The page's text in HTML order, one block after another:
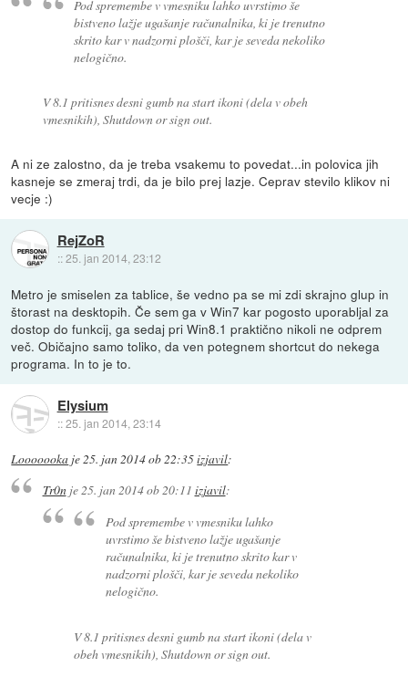
Pod spremembe v vmesniku lahko uvrstimo še
bistveno lažje ugašanje računalnika, ki je trenutno
skrito kar v nadzorni plošči, kar je seveda nekoliko
nelogično.
V 8.1 pritisnes desni gumb na start ikoni (dela v obeh
vmesnikih), Shutdown or sign out.
A ni ze zalostno, da je treba vsakemu to povedat...in polovica jih
kasneje se zmeraj trdi, da je bilo prej lazje. Ceprav stevilo klikov ni
vecje :)
RejZoR
::25. jan 2014, 23:12
Metro je smiselen za tablice, še vedno pa se mi zdi skrajno glup in
štorast na desktopih. Če sem ga v Win7 kar pogosto uporabljal za
dostop do funkcij, ga sedaj pri Win8.1 praktično nikoli ne odprem
več. Običajno samo toliko, da ven potegnem shortcut do nekega
programa. In to je to.
Elysium
::25. jan 2014, 23:14
Looooooka je25. jan 2014 ob 22:35izjavil:
Tr0nje25. jan 2014 ob 20:11 izjavil:
Pod spremembe v vmesniku lahko
uvrstimo še bistveno lažje ugašanje
računalnika, ki je trenutno skrito kar v
nadzorni plošči, kar je seveda nekoliko
nelogično.
V 8.1 pritisnes desni gumb na start ikoni (dela v
obeh vmesnikih), Shutdown or sign out.